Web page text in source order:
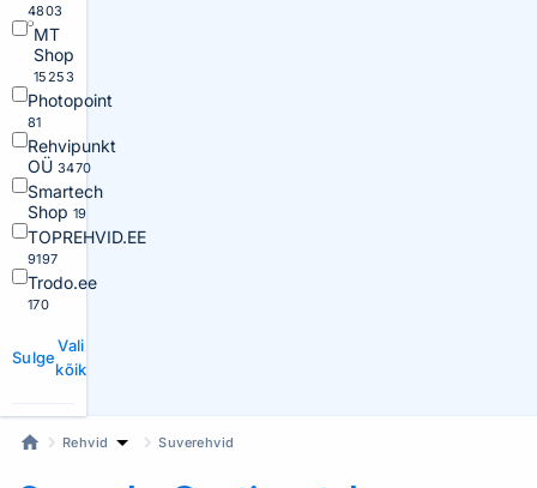
4803
MT
Shop
15253
Photopoint
81
Rehvipunkt
OÜ 3470
Smartech
Shop 19
TOPREHVID.EE
9197
Trodo.ee
170
Sulge
Vali
kõik
Rehvid Suverehvid